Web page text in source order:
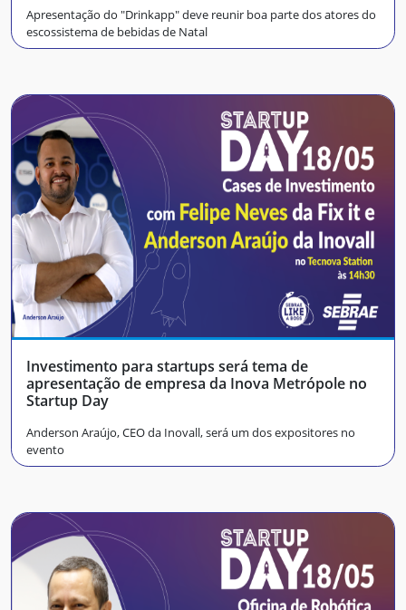
Apresentação do "Drinkapp" deve reunir boa parte dos atores do
escossistema de bebidas de Natal
Investimento para startups será tema de
apresentação de empresa da Inova Metrópole no
Startup Day
Anderson Araújo, CEO da Inovall, será um dos expositores no
evento